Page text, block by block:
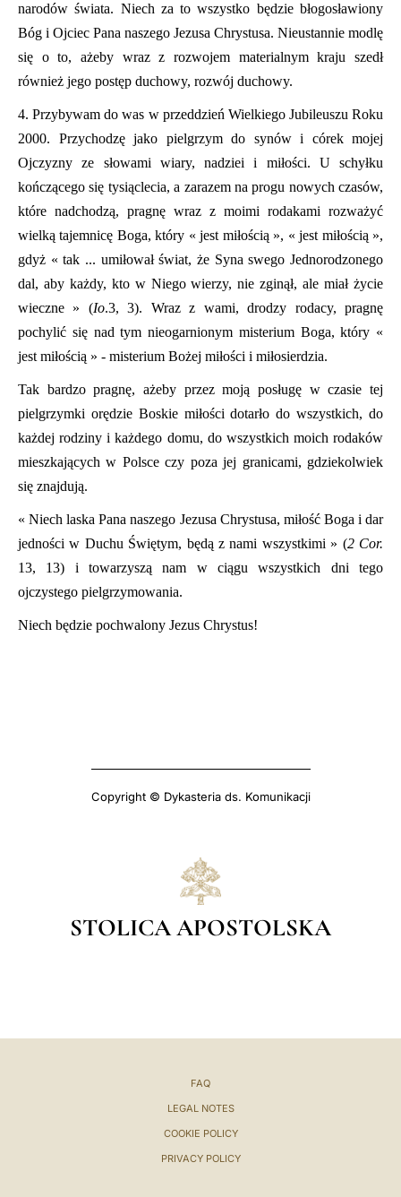
narodów świata. Niech za to wszystko będzie błogosławiony
Bóg i Ojciec Pana naszego Jezusa Chrystusa. Nieustannie modlę
się o to, ażeby wraz z rozwojem materialnym kraju szedł
również jego postęp duchowy, rozwój duchowy.
4. Przybywam do was w przeddzień Wielkiego Jubileuszu Roku
2000. Przychodzę jako pielgrzym do synów i córek mojej
Ojczyzny ze słowami wiary, nadziei i miłości. U schyłku
kończącego się tysiąclecia, a zarazem na progu nowych czasów,
które nadchodzą, pragnę wraz z moimi rodakami rozważyć
wielką tajemnicę Boga, który « jest miłością », « jest miłością »,
gdyż « tak ... umiłował świat, że Syna swego Jednorodzonego
dal, aby każdy, kto w Niego wierzy, nie zginął, ale miał życie
wieczne » (Io.3, 3). Wraz z wami, drodzy rodacy, pragnę
pochylić się nad tym nieogarnionym misterium Boga, który «
jest miłością » - misterium Bożej miłości i miłosierdzia.
Tak bardzo pragnę, ażeby przez moją posługę w czasie tej
pielgrzymki orędzie Boskie miłości dotarło do wszystkich, do
każdej rodziny i każdego domu, do wszystkich moich rodaków
mieszkających w Polsce czy poza jej granicami, gdziekolwiek
się znajdują.
« Niech laska Pana naszego Jezusa Chrystusa, miłość Boga i dar
jedności w Duchu Świętym, będą z nami wszystkimi » (2 Cor.
13, 13) i towarzyszą nam w ciągu wszystkich dni tego
ojczystego pielgrzymowania.
Niech będzie pochwalony Jezus Chrystus!
Copyright © Dykasteria ds. Komunikacji
STOLICA APOSTOLSKA
FAQ
LEGAL NOTES
COOKIE POLICY
PRIVACY POLICY